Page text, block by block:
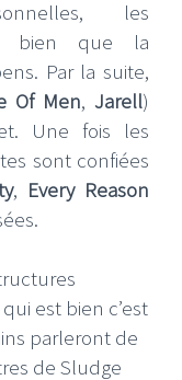
les
bien que la
Par la suite,
Of Men,Jarell)
Une fois les
sont confiées
, Every Reason
est bien c’est
parleront de
de Sludge